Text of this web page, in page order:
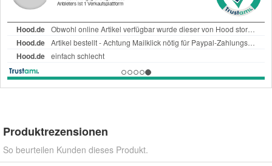
Produktrezensionen
So beurteilen Kunden dieses Produkt.